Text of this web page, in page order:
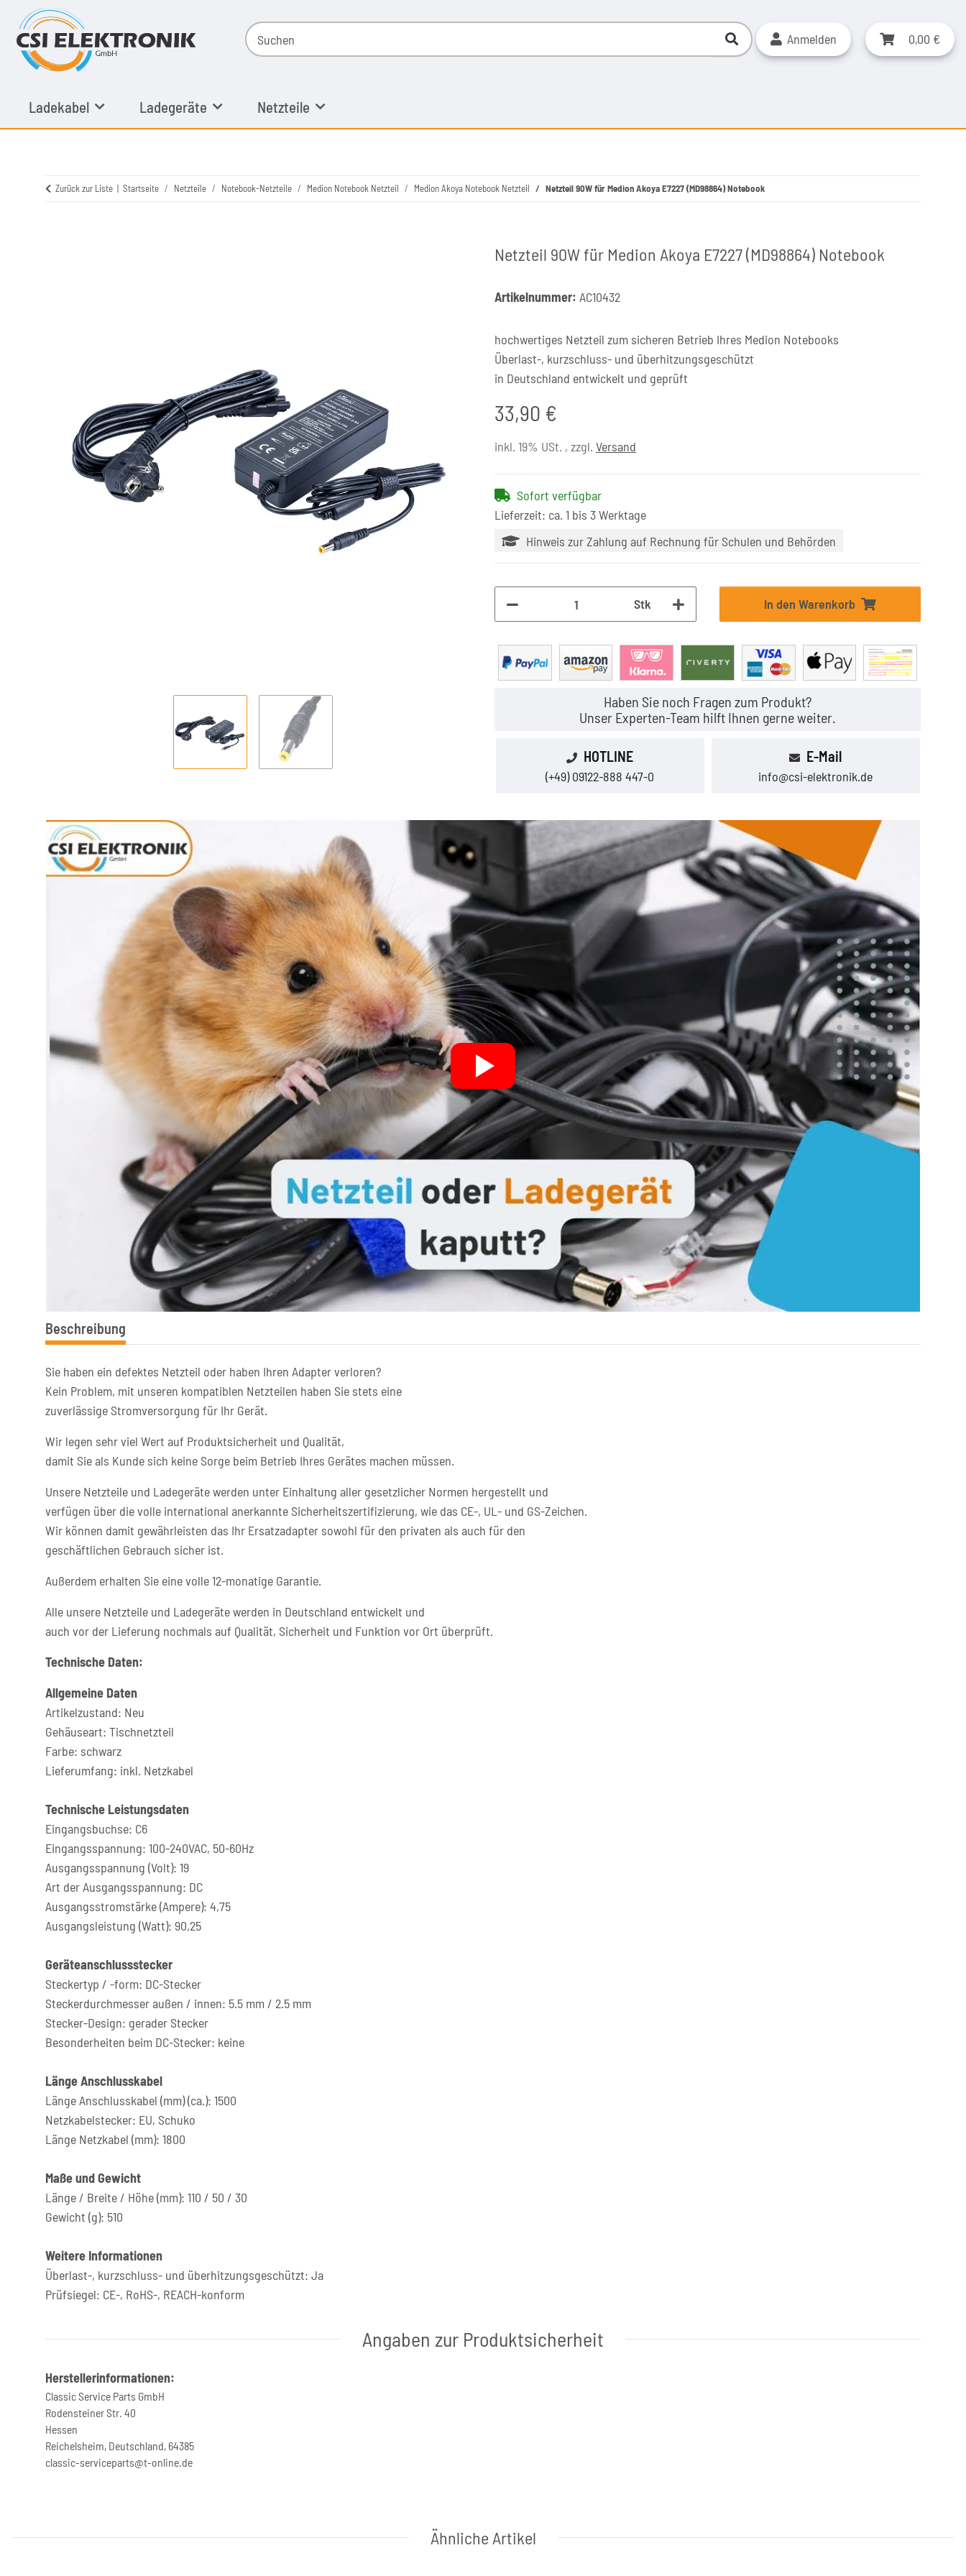
Anmelden 0,00 €
Ladekabel Ladegeräte Netzteile
Zurück zur Liste Startseite Netzteile Notebook-Netzteile Medion Notebook Netzteil Medion Akoya Notebook Netzteil Netzteil 90W für Medion Akoya E7227 (MD98864) Notebook
Netzteil 90W für Medion Akoya E7227 (MD98864) Notebook
Artikelnummer: AC10432
hochwertiges Netzteil zum sicheren Betrieb Ihres Medion Notebooks
Überlast-, kurzschluss- und überhitzungsgeschützt
in Deutschland entwickelt und geprüft
33,90 €
inkl. 19% USt. , zzgl. Versand
Sofort verfügbar
Lieferzeit: ca. 1 bis 3 Werktage
Hinweis zur Zahlung auf Rechnung für Schulen und Behörden
Stk In den Warenkorb
Haben Sie noch Fragen zum Produkt?
Unser Experten-Team hilft Ihnen gerne weiter.
HOTLINE
(+49) 09122-888 447-0
E-Mail
info@csi-elektronik.de
Beschreibung
Sie haben ein defektes Netzteil oder haben Ihren Adapter verloren?
Kein Problem, mit unseren kompatiblen Netzteilen haben Sie stets eine
zuverlässige Stromversorgung für Ihr Gerät.
Wir legen sehr viel Wert auf Produktsicherheit und Qualität,
damit Sie als Kunde sich keine Sorge beim Betrieb Ihres Gerätes machen müssen.
Unsere Netzteile und Ladegeräte werden unter Einhaltung aller gesetzlicher Normen hergestellt und
verfügen über die volle international anerkannte Sicherheitszertifizierung, wie das CE-, UL- und GS-Zeichen.
Wir können damit gewährleisten das Ihr Ersatzadapter sowohl für den privaten als auch für den
geschäftlichen Gebrauch sicher ist.
Außerdem erhalten Sie eine volle 12-monatige Garantie.
Alle unsere Netzteile und Ladegeräte werden in Deutschland entwickelt und
auch vor der Lieferung nochmals auf Qualität, Sicherheit und Funktion vor Ort überprüft.
Technische Daten:
Allgemeine Daten
Artikelzustand: Neu
Gehäuseart: Tischnetzteil
Farbe: schwarz
Lieferumfang: inkl. Netzkabel
Technische Leistungsdaten
Eingangsbuchse: C6
Eingangsspannung: 100-240VAC, 50-60Hz
Ausgangsspannung (Volt): 19
Art der Ausgangsspannung: DC
Ausgangsstromstärke (Ampere): 4,75
Ausgangsleistung (Watt): 90,25
Geräteanschlussstecker
Steckertyp / -form: DC-Stecker
Steckerdurchmesser außen / innen: 5.5 mm / 2.5 mm
Stecker-Design: gerader Stecker
Besonderheiten beim DC-Stecker: keine
Länge Anschlusskabel
Länge Anschlusskabel (mm) (ca.): 1500
Netzkabelstecker: EU, Schuko
Länge Netzkabel (mm): 1800
Maße und Gewicht
Länge / Breite / Höhe (mm): 110 / 50 / 30
Gewicht (g): 510
Weitere Informationen
Überlast-, kurzschluss- und überhitzungsgeschützt: Ja
Prüfsiegel: CE-, RoHS-, REACH-konform
Angaben zur Produktsicherheit
Herstellerinformationen:
Classic Service Parts GmbH
Rodensteiner Str. 40
Hessen
Reichelsheim, Deutschland, 64385
classic-serviceparts@t-online.de
Ähnliche Artikel